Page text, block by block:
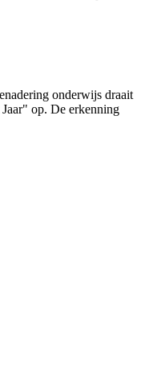
onderwijs draait
op. De erkenning